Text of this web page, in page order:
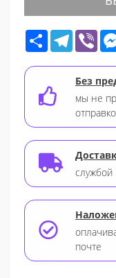
Share Telegram
Без
мы не
почте